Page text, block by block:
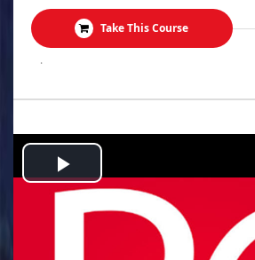
Take This Course
.
Play
Video